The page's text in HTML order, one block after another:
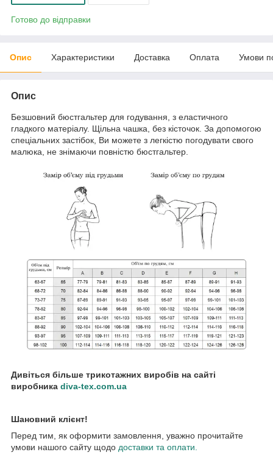
Готово до відправки
Опис Характеристики Доставка Оплата Умови
Опис
Безшовний бюстгальтер для годування, з еластичного
гладкого матеріалу. Щільна чашка, без кісточок. За допомогою
спеціальних застібок, Ви можете з легкістю погодувати свого
малюка, не знімаючи повністю бюстгальтер.
Дивіться більше трикотажних виробів на сайті
виробника diva-tex.com.ua
Шановний клієнт!
Перед тим, як оформити замовлення, уважно прочитайте
умови нашого сайту щодо доставки та оплати.